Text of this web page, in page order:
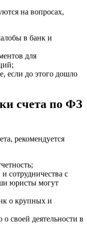
на вопросах,
в банк и
для
если до этого дошло
счета по ФЗ
рекомендуется
сотрудничества с
юристы могут
о крупных и
своей деятельности в